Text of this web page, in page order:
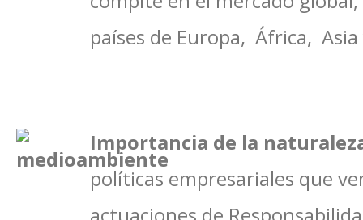
países de Europa, África,
Importancia de la
políticas empresariales que